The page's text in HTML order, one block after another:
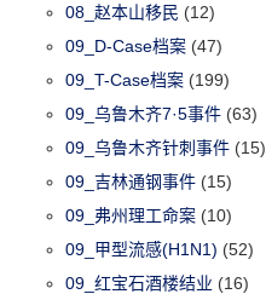
08_赵本山移民 (12)
09_D-Case档案 (47)
09_T-Case档案 (199)
09_乌鲁木齐7·5事件 (63)
09_乌鲁木齐针刺事件 (15)
09_吉林通钢事件 (15)
09_弗州理工命案 (10)
09_甲型流感(H1N1) (52)
09_红宝石酒楼结业 (16)